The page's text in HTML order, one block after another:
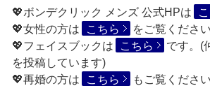
💖ボンデクリック メンズ 公式HPは
💖女性の方は
こちら
をご覧ください
💖フェイスブックは
こちら
です。(
を投稿しています)
💖再婚の方は
こちら もご覧ください